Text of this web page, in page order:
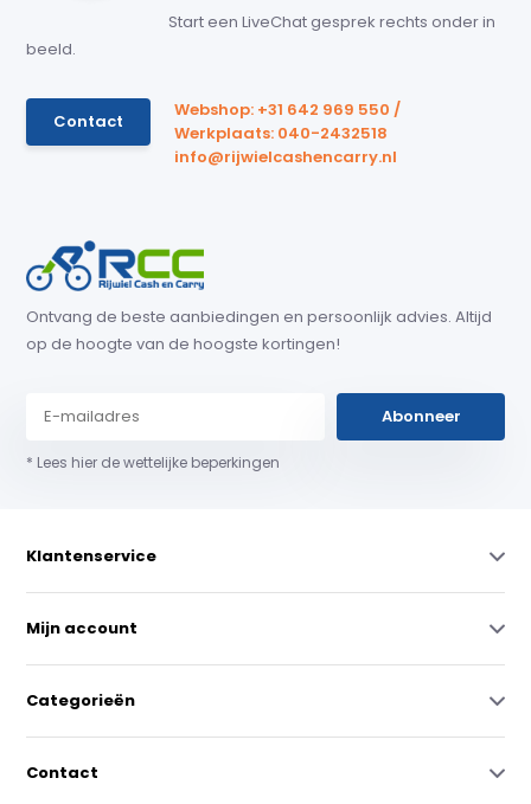
Start een LiveChat gesprek rechts onder in
beeld.
Contact
Webshop: +31 642 969 550 /
Werkplaats: 040-2432518
info@rijwielcashencarry.nl
Ontvang de beste aanbiedingen en persoonlijk advies. Altijd
op de hoogte van de hoogste kortingen!
Abonneer
* Lees hier de wettelijke beperkingen
Klantenservice
Mijn account
Categorieën
Contact